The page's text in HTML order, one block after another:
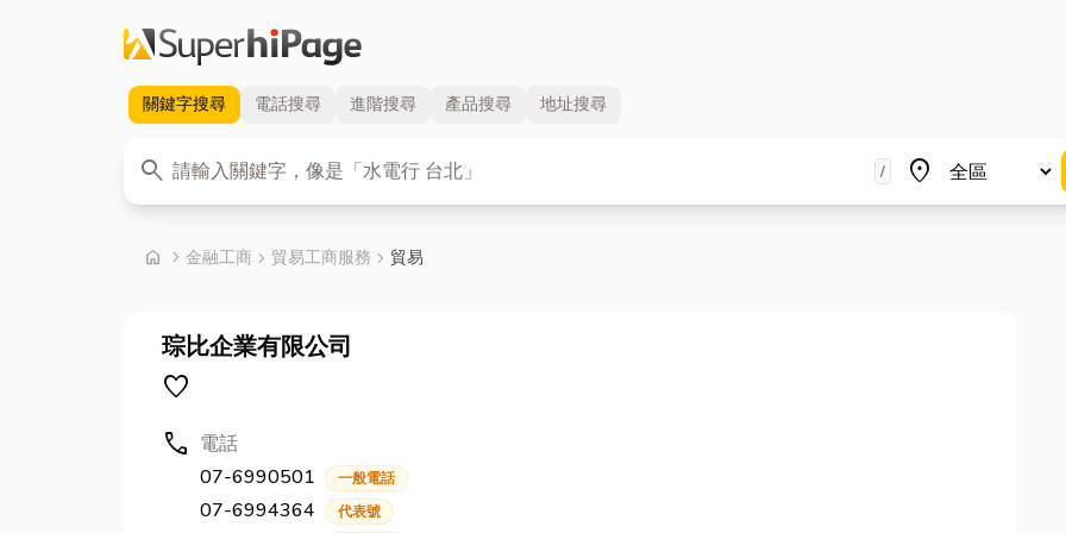
關鍵字搜尋 電話搜尋 進階搜尋 產品搜尋 地址搜尋
search
關鍵字 / place
地區
home chevron_right 首頁
金融工商 chevron_right 貿易工商服務 chevron_right 貿易
琮比企業有限公司
favorite
call 電話
07-6990501
一般電話
07-6994364 代表號